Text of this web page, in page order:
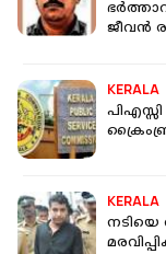
ജീവൻ
KERALA
KERALA
നടിയെ